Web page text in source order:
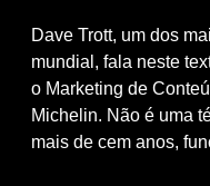
Dave Trott, um dos
mundial, fala neste
o Marketing de
Michelin. Não é uma
mais de cem anos,